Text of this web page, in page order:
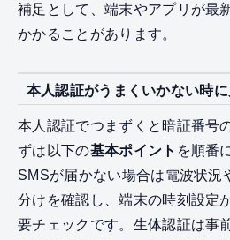
補足として、端末やアプリが最
かかることがあります。
本人認証がうまくいかない時
本人認証でつまずくと暗証番号
ずは以下の基本ポイント を順番
SMSが届かない場合は電波状況
分けを確認し、端末の時刻設定
要チェックです。生体認証は事